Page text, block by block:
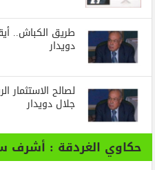
طريق الكباش..
دويدار
لصالح الاستثمار
جلال دويدار
حكاوي الغردقة :